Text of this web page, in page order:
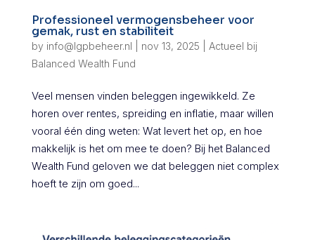
Professioneel vermogensbeheer voor
gemak, rust en stabiliteit
by info@lgpbeheer.nl nov 13, 2025
Actueel bij
Balanced Wealth Fund
Veel mensen vinden beleggen ingewikkeld. Ze
horen over rentes, spreiding en inflatie, maar willen
vooral één ding weten: Wat levert het op, en hoe
makkelijk is het om mee te doen? Bij het Balanced
Wealth Fund geloven we dat beleggen niet complex
hoeft te zijn om goed...